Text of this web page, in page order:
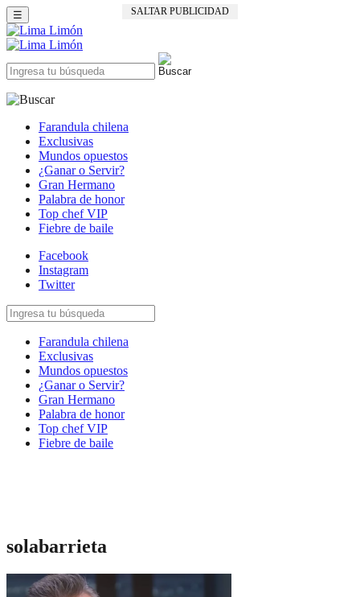
SALTAR PUBLICIDAD
☰
Farandula chilena
Exclusivas
Mundos opuestos
¿Ganar o Servir?
Gran Hermano
Palabra de honor
Top chef VIP
Fiebre de baile
Facebook
Instagram
Twitter
Farandula chilena
Exclusivas
Mundos opuestos
¿Ganar o Servir?
Gran Hermano
Palabra de honor
Top chef VIP
Fiebre de baile
solabarrieta